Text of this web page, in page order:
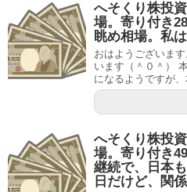
へそくり株投
場。寄り付き
眺め相場。私は
おはようございま
います（＾０＾）
になるようですが
へそくり株投
場。寄り付き
継続で、日本
日だけど、関